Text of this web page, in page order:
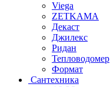
Viega
ZETKAMA
Декаст
Джилекс
Ридан
Тепловодомер
Формат
Сантехника